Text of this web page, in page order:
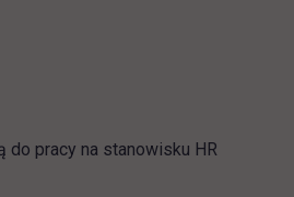
pracy na stanowisku HR